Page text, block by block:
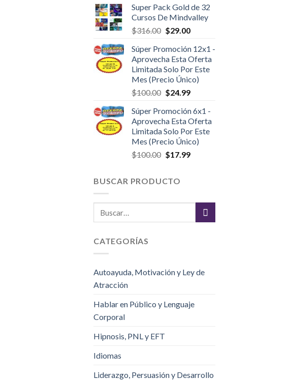
Super Pack Gold de 32
Cursos De Mindvalley
$316.00 $29.00
Súper Promoción 12x1 -
Aprovecha Esta Oferta
Limitada Solo Por Este
Mes (Precio Único)
$100.00 $24.99
Súper Promoción 6x1 -
Aprovecha Esta Oferta
Limitada Solo Por Este
Mes (Precio Único)
$100.00 $17.99
BUSCAR PRODUCTO
CATEGORÍAS
Autoayuda, Motivación y Ley de
Atracción
Hablar en Público y Lenguaje
Corporal
Hipnosis, PNL y EFT
Idiomas
Liderazgo, Persuasión y Desarrollo